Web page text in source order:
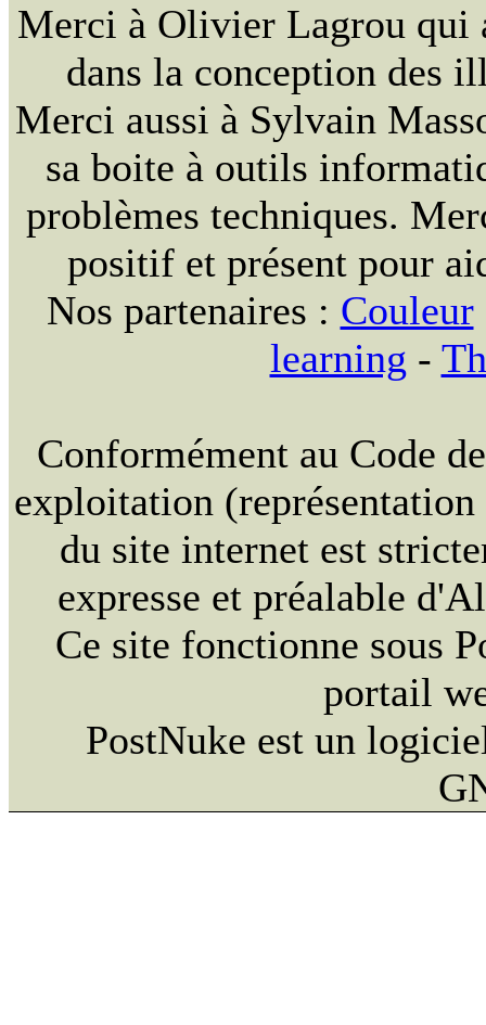
Merci à Olivier Lagrou qui
dans la conception des
Merci aussi à Sylvain
sa boite à outils
problèmes techniques.
positif et présent pour
Nos partenaires : Couleur
learning -
Conformément au Code
exploitation
du site internet est
expresse et préalable
Ce site fonctionne sous
portail
PostNuke est un